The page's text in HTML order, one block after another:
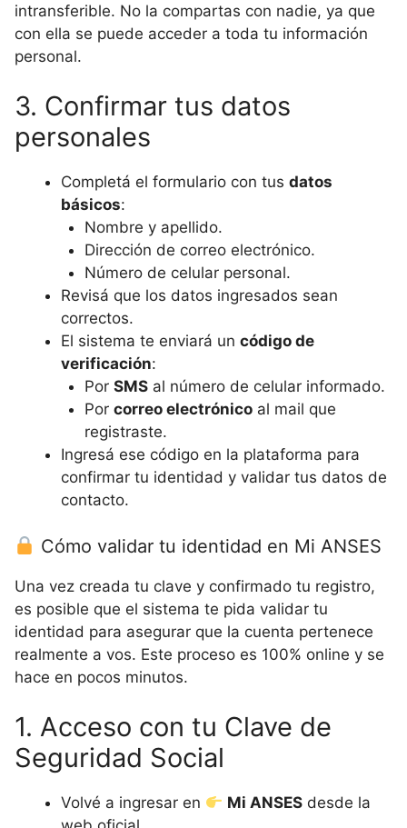
intransferible. No la compartas con nadie, ya que
con ella se puede acceder a toda tu información
personal.
3. Confirmar tus datos
personales
Completá el formulario con tus datos
básicos:
Nombre y apellido.
Dirección de correo electrónico.
Número de celular personal.
Revisá que los datos ingresados sean
correctos.
El sistema te enviará un código de
verificación:
Por SMSal número de celular informado.
Por correo electrónicoal mail que
registraste.
Ingresá ese código en la plataforma para
confirmar tu identidad y validar tus datos de
contacto.
Cómo validar tu identidad en Mi ANSES
Una vez creada tu clave y confirmado tu registro,
es posible que el sistema te pida validar tu
identidad para asegurar que la cuenta pertenece
realmente a vos. Este proceso es 100% online y se
hace en pocos minutos.
1. Acceso con tu Clave de
Seguridad Social
Volvé a ingresar en Mi ANSES desde la